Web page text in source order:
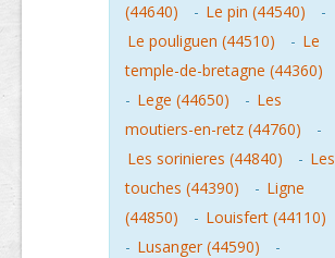
(44640)
- Le pin (44540)
-
Le pouliguen (44510)
- Le
temple-de-bretagne (44360)
- Lege (44650) - Les
moutiers-en-retz (44760)
-
Les sorinieres (44840)
- Les
touches (44390)
- Ligne
(44850)
- Louisfert (44110)
- Lusanger (44590)
-